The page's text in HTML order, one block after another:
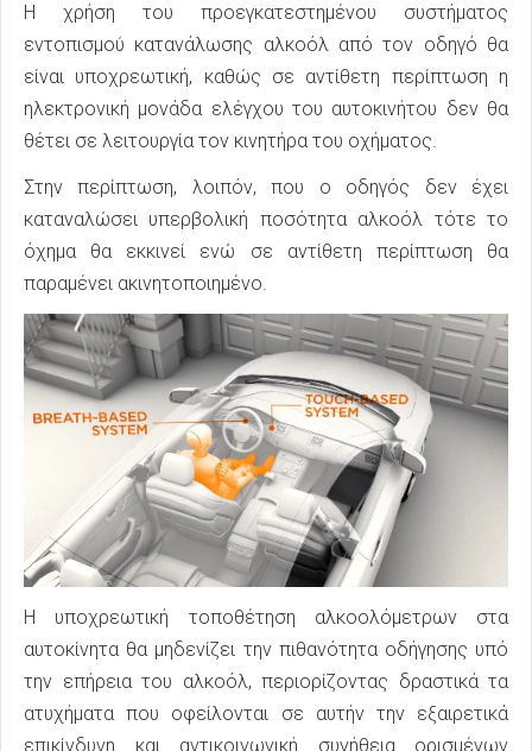
Η χρήση του προεγκατεστημένου συστήματος
εντοπισμού κατανάλωσης αλκοόλ από τον οδηγό θα
είναι υποχρεωτική, καθώς σε αντίθετη περίπτωση η
ηλεκτρονική μονάδα ελέγχου του αυτοκινήτου δεν θα
θέτει σε λειτουργία τον κινητήρα του οχήματος.
Στην περίπτωση, λοιπόν, που ο οδηγός δεν έχει
καταναλώσει υπερβολική ποσότητα αλκοόλ τότε το
όχημα θα εκκινεί ενώ σε αντίθετη περίπτωση θα
παραμένει ακινητοποιημένο.
Η υποχρεωτική τοποθέτηση αλκοολόμετρων στα
αυτοκίνητα θα μηδενίζει την πιθανότητα οδήγησης υπό
την επήρεια του αλκοόλ, περιορίζοντας δραστικά τα
ατυχήματα που οφείλονται σε αυτήν την εξαιρετικά
επικίνδυνη και αντικοινωνική συνήθεια ορισμένων